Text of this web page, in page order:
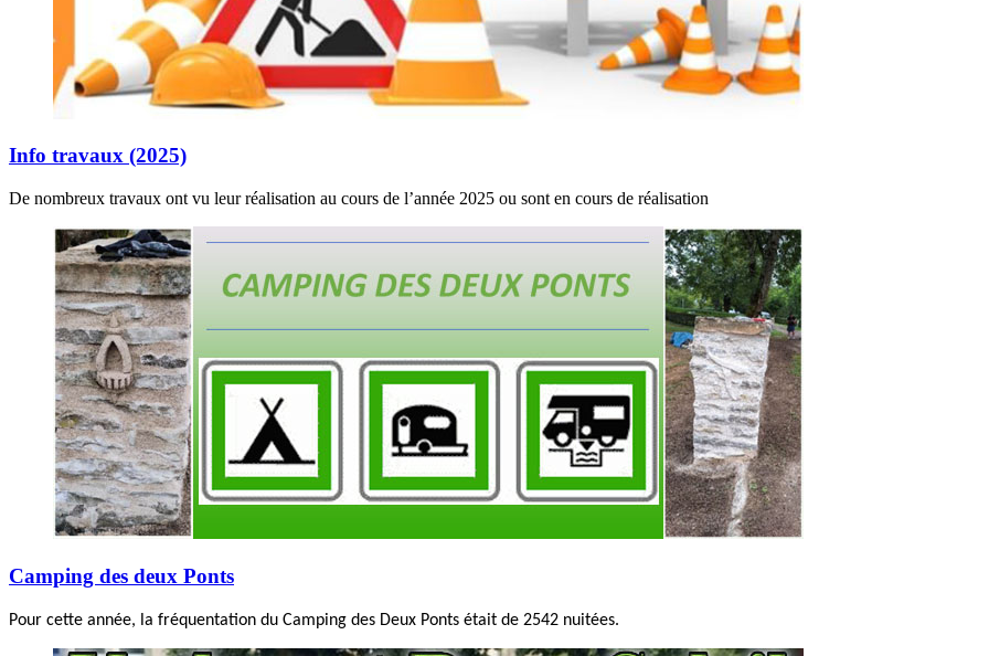
Info travaux (2025)
De nombreux travaux ont vu leur réalisation au cours de l’année 2025 ou sont en cours de réalisation
Camping des deux Ponts
Pour cette année, la fréquentation du Camping des Deux Ponts était de 2542 nuitées.